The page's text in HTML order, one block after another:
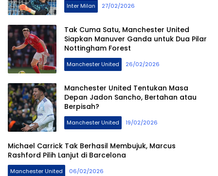
Inter Milan 27/02/2026
Tak Cuma Satu, Manchester United
Siapkan Manuver Ganda untuk Dua Pilar
Nottingham Forest
Manchester United 26/02/2026
Manchester United Tentukan Masa
Depan Jadon Sancho, Bertahan atau
Berpisah?
Manchester United 19/02/2026
Michael Carrick Tak Berhasil Membujuk, Marcus
Rashford Pilih Lanjut di Barcelona
Manchester United 06/02/2026